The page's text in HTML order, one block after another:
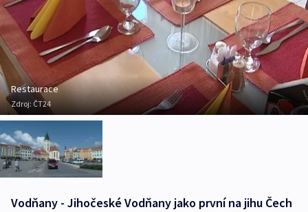
Restaurace
Zdroj: ČT24
Vodňany - Jihočeské Vodňany jako první na jihu Čech